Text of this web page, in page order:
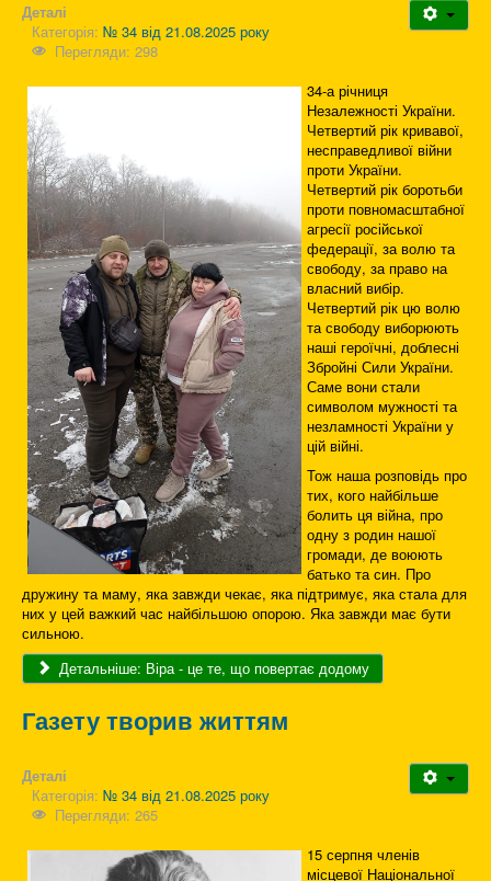
Деталі
Категорія: № 34 від 21.08.2025 року
Перегляди: 298
34-а річниця
Незалежності України.
Четвертий рік кривавої,
несправедливої війни
проти України.
Четвертий рік боротьби
проти повномасштабної
агресії російської
федерації, за волю та
свободу, за право на
власний вибір.
Четвертий рік цю волю
та свободу виборюють
наші героїчні, доблесні
Збройні Сили України.
Саме вони стали
символом мужності та
незламності України у
цій війні.
Тож наша розповідь про
тих, кого найбільше
болить ця війна, про
одну з родин нашої
громади, де воюють
батько та син. Про
дружину та маму, яка завжди чекає, яка підтримує, яка стала для
них у цей важкий час найбільшою опорою. Яка завжди має бути
сильною.
Детальніше: Віра - це те, що повертає додому
Газету творив життям
Деталі
Категорія: № 34 від 21.08.2025 року
Перегляди: 265
15 серпня членів
місцевої Національної